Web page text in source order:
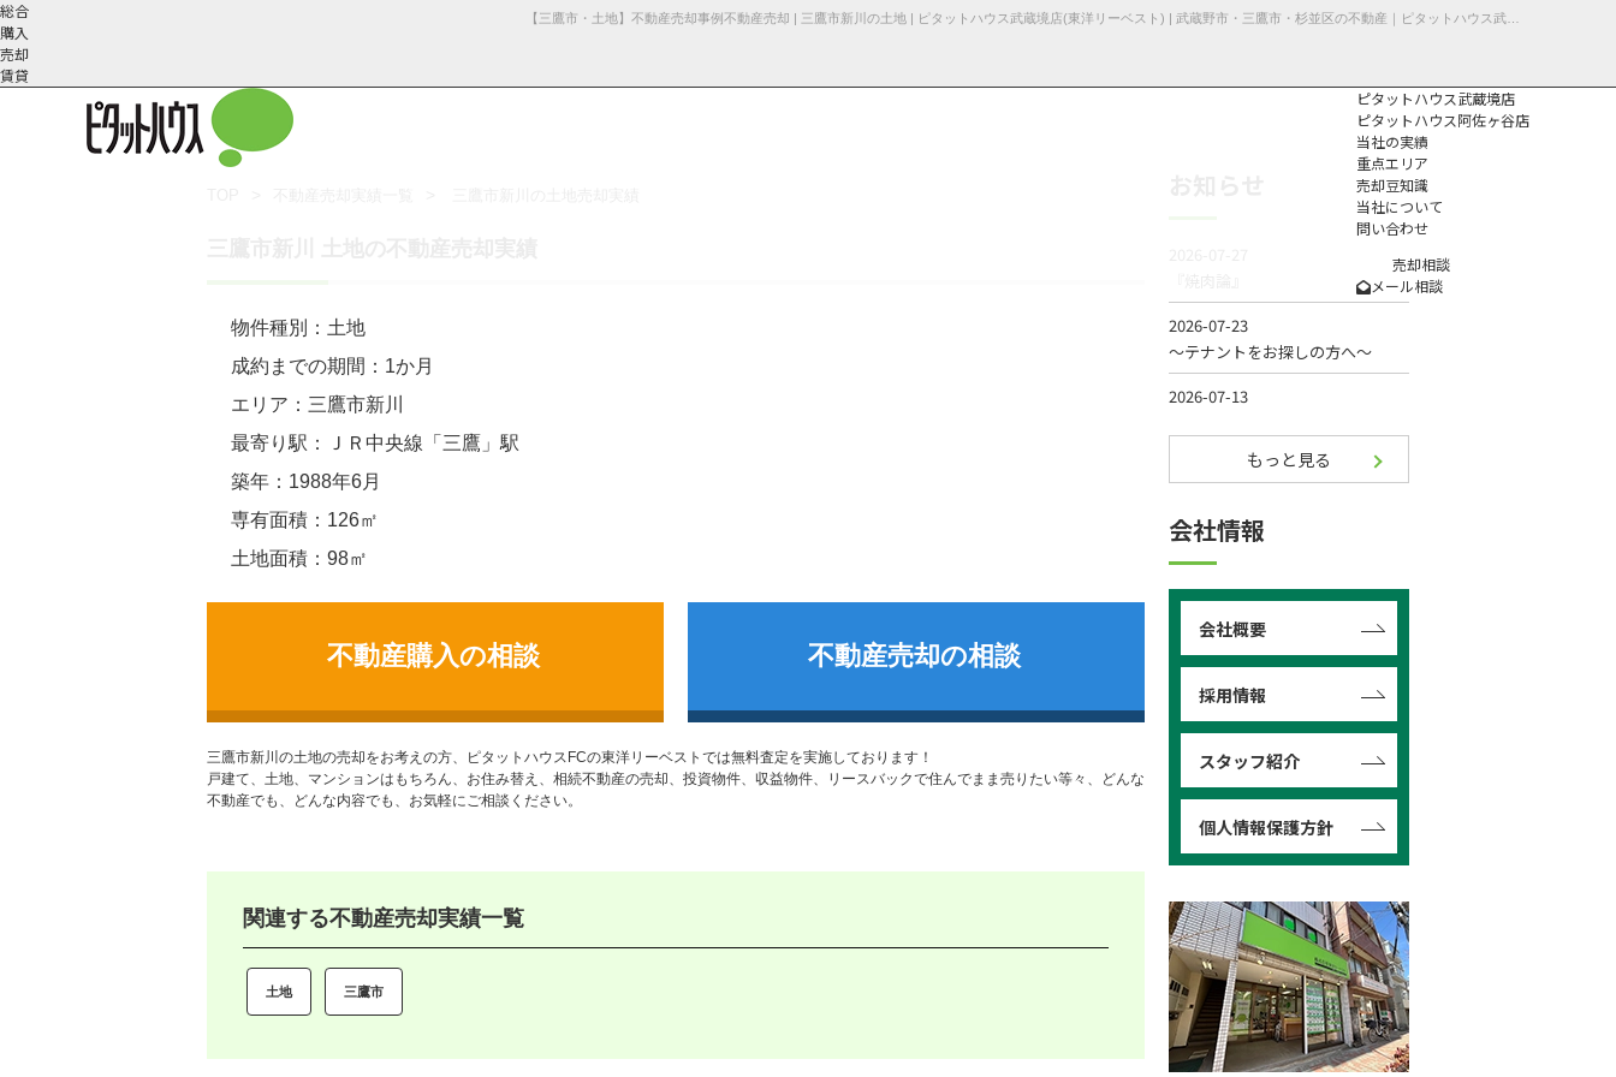
総合
購入
売却
賃貸
ピタットハウス武蔵境店
ピタットハウス阿佐ヶ谷店
当社の実績
重点エリア
売却豆知識
当社について
問い合わせ
売却相談
メール相談
物件種別：土地
成約までの期間：1か月
エリア：三鷹市新川
最寄り駅：ＪＲ中央線「三鷹」駅
築年：1988年6月
専有面積：126㎡
土地面積：98㎡
不動産購入の相談 不動産売却の相談
三鷹市新川の土地の売却をお考えの方、ピタットハウスFCの東洋リーベストでは無料査定を実施しております！
戸建て、土地、マンションはもちろん、お住み替え、相続不動産の売却、投資物件、収益物件、リースバックで住んでまま売りたい等々、どんな
不動産でも、どんな内容でも、お気軽にご相談ください。
関連する不動産売却実績一覧
土地 三鷹市
もっと見る
会社情報
会社概要
採用情報
スタッフ紹介
個人情報保護方針